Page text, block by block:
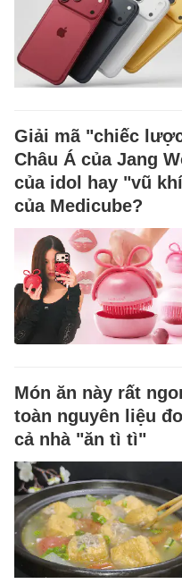
Giải mã "chiếc
Châu Á của Jang
của idol hay "vũ
của Medicube?
Món ăn này rất
toàn nguyên liệu
cả nhà "ăn tì tì"